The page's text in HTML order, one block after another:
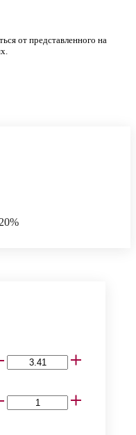
от представленного на